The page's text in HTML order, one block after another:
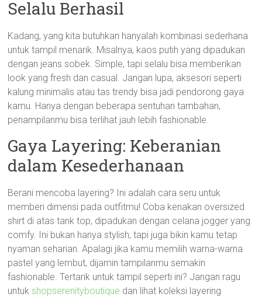
Selalu Berhasil
Kadang, yang kita butuhkan hanyalah kombinasi sederhana
untuk tampil menarik. Misalnya, kaos putih yang dipadukan
dengan jeans sobek. Simple, tapi selalu bisa memberikan
look yang fresh dan casual. Jangan lupa, aksesori seperti
kalung minimalis atau tas trendy bisa jadi pendorong gaya
kamu. Hanya dengan beberapa sentuhan tambahan,
penampilanmu bisa terlihat jauh lebih fashionable.
Gaya Layering: Keberanian
dalam Kesederhanaan
Berani mencoba layering? Ini adalah cara seru untuk
memberi dimensi pada outfitmu! Coba kenakan oversized
shirt di atas tank top, dipadukan dengan celana jogger yang
comfy. Ini bukan hanya stylish, tapi juga bikin kamu tetap
nyaman seharian. Apalagi jika kamu memilih warna-warna
pastel yang lembut, dijamin tampilanmu semakin
fashionable. Tertarik untuk tampil seperti ini? Jangan ragu
untuk shopserenityboutique dan lihat koleksi layering